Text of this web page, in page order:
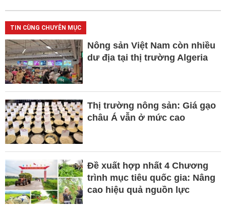
TIN CÙNG CHUYÊN MỤC
Nông sản Việt Nam còn nhiều
dư địa tại thị trường Algeria
Thị trường nông sản: Giá gạo
châu Á vẫn ở mức cao
Đề xuất hợp nhất 4 Chương
trình mục tiêu quốc gia: Nâng
cao hiệu quả nguồn lực